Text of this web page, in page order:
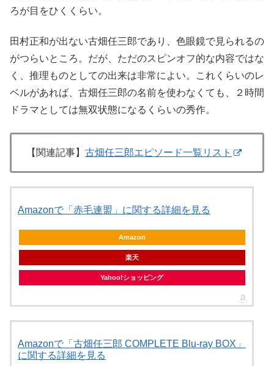
ろが目をひくくらい。
田村正和が出ない古畑任三郎であり、色眼鏡で見られるの
がつらいところ。だが、ただのスピンオフ的な内容ではな
く、推理ものとしての出来は非常によい。これくらいのレ
ベルがあれば、古畑任三郎の名前を使わなくても、２時間
ドラマとしては無双状態になるくらいの秀作。
【関連記事】 古畑任三郎エピソード一覧リスト
Amazonで「赤毛連盟」に関する詳細を見る
Amazon
楽天
Yahoo!ショッピング
Amazonで「古畑任三郎 COMPLETE Blu-ray BOX」
に関する詳細を見る